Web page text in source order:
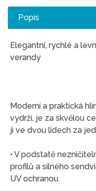
Popis
Elegantní, rychlé a
verandy
Moderní a praktická
vydrží, je za skvělou
ji ve dvou lidech za
• V podstatě
profilů a silného
UV ochranou.